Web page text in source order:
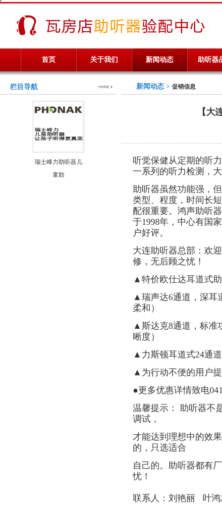
首页 关于我们 新闻动态 助听器
栏目导航
瑞士峰力助听器儿
童助
新闻动态 > 促销信息
【大
听觉保健从定期的听
一系列的听力检测，
助听器虽然功能强，
类型、程度，时间长
配很重要。鸿声助听
于1998年，中心有国
户好评。
大连助听器总部：欢
修，无后顾之忧！
▲特价欧仕达耳道式
▲瑞声达6通道，深耳
柔和）
▲斯达克8通道，标准
晰度）
▲力斯顿耳道式24通
▲为行动不便的用户
●更多优惠详情致电
温馨提示： 助听器不
调试，
才能达到理想中的效
的，只选适合
自己的。助听器都有
忧！
联系人：刘艳丽 叶